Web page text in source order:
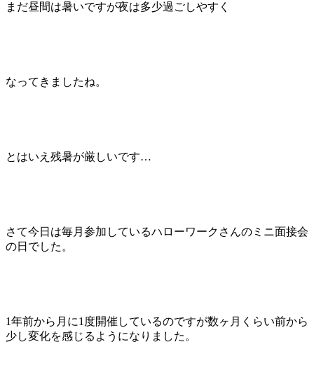
まだ昼間は暑いですが夜は多少過ごしやすく
なってきましたね。
とはいえ残暑が厳しいです…
さて今日は毎月参加しているハローワークさんのミニ面接会
の日でした。
1年前から月に1度開催しているのですが数ヶ月くらい前から
少し変化を感じるようになりました。